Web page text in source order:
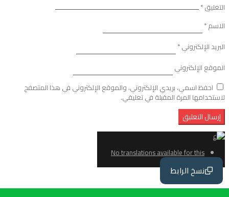
نسخ الرابط
التعليق*
الاسم*
البريد الإلكتروني*
الموقع الإلكتروني
احفظ اسمي، بريدي الإلكتروني، والموقع الإلكتروني في هذا المتصفح
لاستخدامها المرة المقبلة في تعليقي.
No translations available for this